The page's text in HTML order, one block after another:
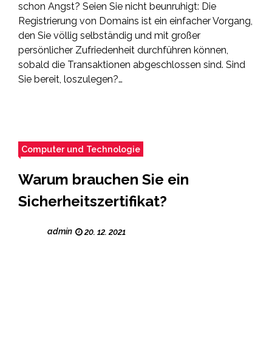
schon Angst? Seien Sie nicht beunruhigt: Die
Registrierung von Domains ist ein einfacher Vorgang,
den Sie völlig selbständig und mit großer
persönlicher Zufriedenheit durchführen können,
sobald die Transaktionen abgeschlossen sind. Sind
Sie bereit, loszulegen?…
Computer und Technologie
Warum brauchen Sie ein
Sicherheitszertifikat?
admin 20. 12. 2021